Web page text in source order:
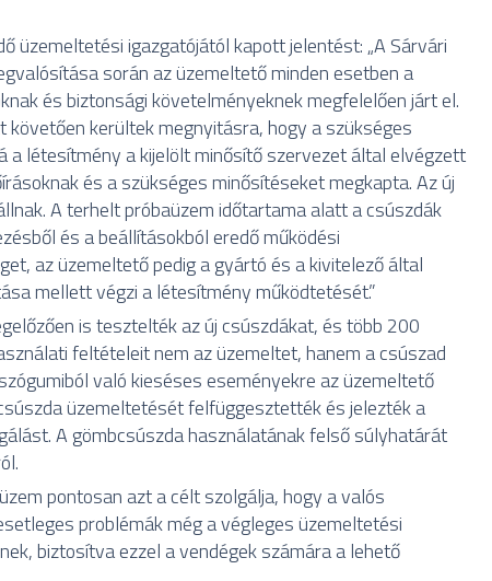
üzemeltetési igazgatójától kapott jelentést: „A Sárvári
során az üzemeltető minden esetben a
és biztonsági követelményeknek megfelelően járt el.
kerültek megnyitásra, hogy a szükséges
a létesítmény a kijelölt minősítő szervezet által elvégzett
és a szükséges minősítéseket megkapta. Az új
A terhelt próbaüzem időtartama alatt a csúszdák
és a beállításokból eredő működési
az üzemeltető pedig a gyártó és a kivitelező által
mellett végzi a létesítmény működtetését.”
is tesztelték az új csúszdákat, és több 200
feltételeit nem az üzemeltet, hanem a csúszad
való kieséses eseményekre az üzemeltető
üzemeltetését felfüggesztették és jelezték a
A gömbcsúszda használatának felső súlyhatárát
pontosan azt a célt szolgálja, hogy a valós
problémák még a végleges üzemeltetési
biztosítva ezzel a vendégek számára a lehető